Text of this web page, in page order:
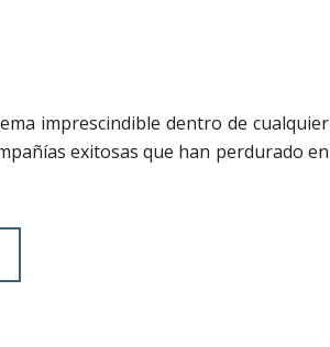
imprescindible dentro de cualquier
exitosas que han perdurado en